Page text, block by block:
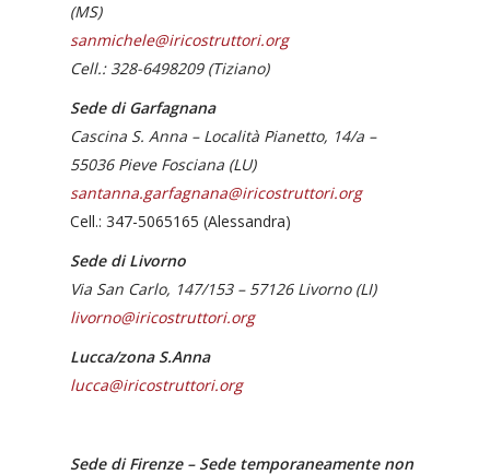
(MS)
sanmichele@iricostruttori.org
Cell.: 328-6498209 (Tiziano)
Sede di Garfagnana
Cascina S. Anna – Località Pianetto, 14/a –
55036 Pieve Fosciana (LU)
santanna.garfagnana@iricostruttori.org
Cell.: 347-5065165 (Alessandra)
Sede di Livorno
Via San Carlo, 147/153 – 57126 Livorno (LI)
livorno@iricostruttori.org
Lucca/zona S.Anna
lucca@iricostruttori.org
Sede di Firenze – Sede temporaneamente non